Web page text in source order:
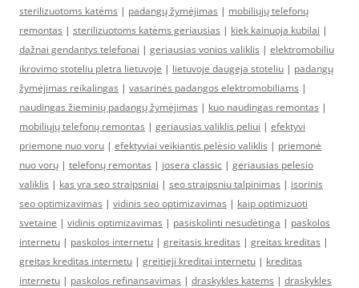
sterilizuotoms katėms | padangų žymėjimas | mobiliųjų telefonų
remontas | sterilizuotoms katėms geriausias | kiek kainuoja kubilai |
dažnai gendantys telefonai | geriausias vonios valiklis | elektromobiliu
ikrovimo stoteliu pletra lietuvoje | lietuvoje daugeja stoteliu | padangų
žymėjimas reikalingas | vasarinės padangos elektromobiliams |
naudingas žieminių padangų žymėjimas | kuo naudingas remontas |
mobiliųjų telefonų remontas | geriausias valiklis peliui | efektyvi
priemone nuo voru | efektyviai veikiantis pelėsio valiklis | priemonė
nuo vorų | telefonų remontas | josera classic | geriausias pelesio
valiklis | kas yra seo straipsniai | seo straipsniu talpinimas | isorinis
seo optimizavimas | vidinis seo optimizavimas | kaip optimizuoti
svetaine | vidinis optimizavimas | pasiskolinti nesudėtinga | paskolos
internetu | paskolos internetu | greitasis kreditas | greitas kreditas |
greitas kreditas internetu | greitieji kreditai internetu | kreditas
internetu | paskolos refinansavimas | draskykles katems | draskykles